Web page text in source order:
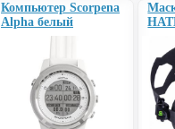
Компьютер Scorpena
Alpha белый